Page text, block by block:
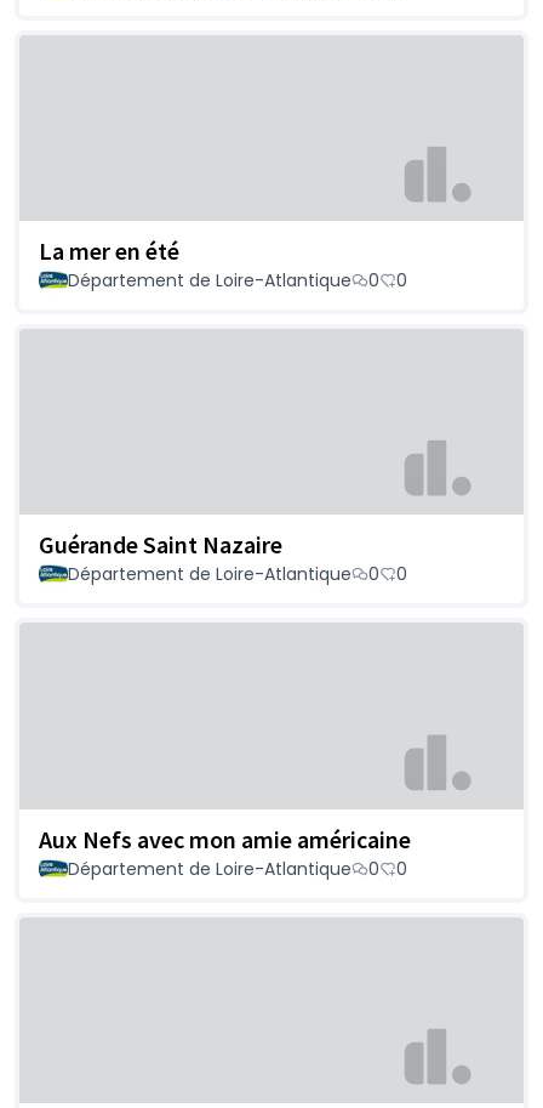
La mer en été
Département de Loire-Atlantique 0 0
Guérande Saint Nazaire
Département de Loire-Atlantique 0 0
Aux Nefs avec mon amie américaine
Département de Loire-Atlantique 0 0